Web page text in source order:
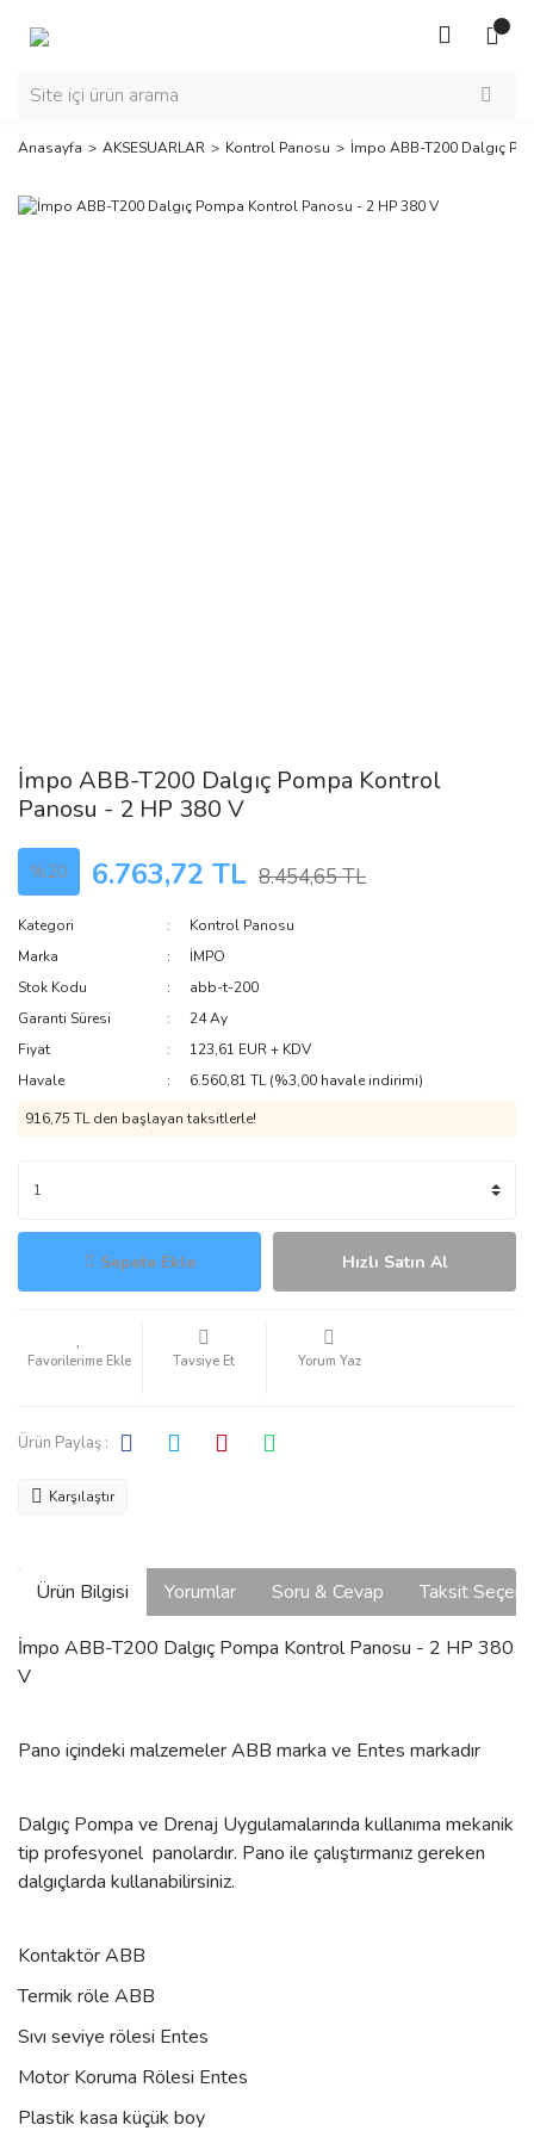
Anasayfa AKSESUARLAR Kontrol Panosu İmpo ABB-T200 Dalgıç
İmpo ABB-T200 Dalgıç Pompa Kontrol
Panosu - 2 HP 380 V
%20 6.763,72 TL 8.454,65 TL
Kategori
Kontrol Panosu
Marka
İMPO
Stok Kodu
abb-t-200
Garanti Süresi
24 Ay
Fiyat
123,61 EUR + KDV
Havale
6.560,81 TL (%3,00 havale indirimi)
916,75 TL den başlayan taksitlerle!
Sepete Ekle Hızlı Satın Al
Tavsiye Et Yorum Yaz
Ürün Paylaş :
Karşılaştır
Ürün Bilgisi Yorumlar Soru & Cevap Taksit
İmpo ABB-T200 Dalgıç Pompa Kontrol Panosu - 2 HP 380
V
Pano içindeki malzemeler ABB marka ve Entes markadır
Dalgıç Pompa ve Drenaj Uygulamalarında kullanıma mekanik
tip profesyonel panolardır. Pano ile çalıştırmanız gereken
dalgıçlarda kullanabilirsiniz.
Kontaktör ABB
Termik röle ABB
Sıvı seviye rölesi Entes
Motor Koruma Rölesi Entes
Plastik kasa küçük boy